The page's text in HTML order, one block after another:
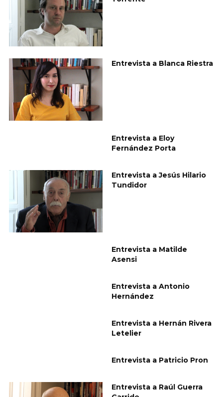
Entrevista a Blanca Riestra
Entrevista a Eloy
Fernández Porta
Entrevista a Jesús Hilario
Tundidor
Entrevista a Matilde
Asensi
Entrevista a Antonio
Hernández
Entrevista a Hernán Rivera
Letelier
Entrevista a Patricio Pron
Entrevista a Raúl Guerra